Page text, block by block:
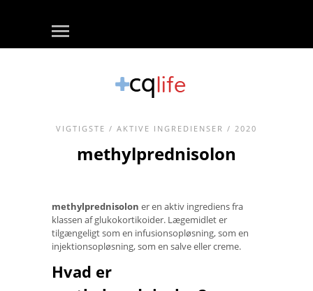
VIGTIGSTE / AKTIVE INGREDIENSER / 2020
methylprednisolon
methylprednisolon er en aktiv ingrediens fra
klassen af ​​glukokortikoider. Lægemidlet er
tilgængeligt som en infusionsopløsning, som en
injektionsopløsning, som en salve eller creme.
Hvad er